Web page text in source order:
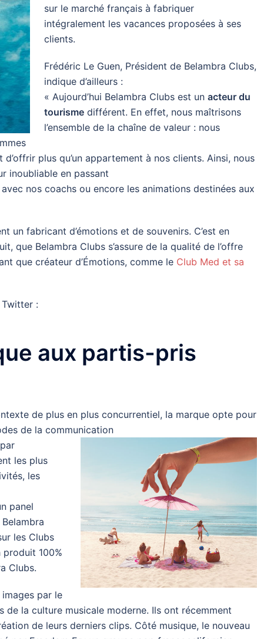
sur le marché français à fabriquer
intégralement les vacances proposées à ses
clients.
Frédéric Le Guen, Président de Belambra Clubs,
indique d’ailleurs :
« Aujourd’hui Belambra Clubs est unacteur du
tourisme différent. En effet, nous maîtrisons
l’ensemble de la chaîne de valeur : nous
plus qu’un appartement à nos clients. Ainsi, nous
inoubliable en passant
nos coachs ou encore les animations destinées aux
un fabricant d’émotions et de souvenirs. C’est en
que Belambra Clubs s’assure de la qualité de l’offre
que créateur d’Émotions, comme le Club Med et sa
Twitter :
aux partis-pris
de plus en plus concurrentiel, la marque opte pour
de la communication
les plus
les
panel
les Clubs
100%
Clubs.
par le
de la culture musicale moderne. Ils ont récemment
de leurs derniers clips. Côté musique, le nouveau